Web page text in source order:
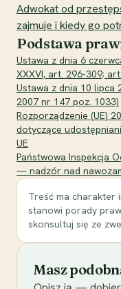
Adwokat od
zajmuje i kiedy go
Podstawa
Ustawa z dnia 6
XXXVI, art. 296-309;
Ustawa z dnia 10 lipca
2007 nr 147 poz. 1033)
Rozporządzenie (UE)
dotyczące
UE
Państwowa Inspekcja
— nadzór nad
Treść ma charakter
stanowi porady
skonsultuj się ze
Masz